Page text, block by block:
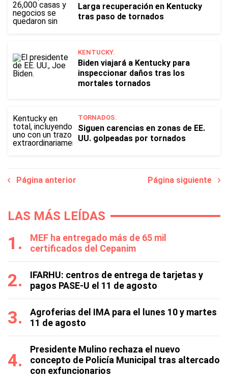
Larga recuperación en Kentucky
tras paso de tornados
KENTUCKY.
Biden viajará a Kentucky para
inspeccionar daños tras los
mortales tornados
TORNADOS.
Siguen carencias en zonas de EE.
UU. golpeadas por tornados
Página anterior Página siguiente
LAS MÁS LEÍDAS
MEF ha entregado más de 65 mil
certificados del Cepanim
IFARHU: centros de entrega de tarjetas y
pagos PASE-U el 11 de agosto
Agroferias del IMA para el lunes 10 y martes
11 de agosto
Presidente Mulino rechaza el nuevo
concepto de Policía Municipal tras altercado
con exfuncionarios